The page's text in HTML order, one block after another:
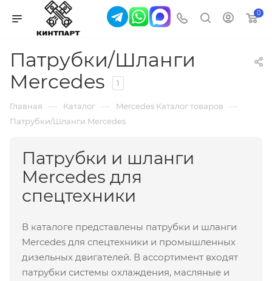
0
Патрубки/Шланги
Mercedes
1
Главная — Каталог — Mercedes Каталог товаров —
Патрубки/Шланги Mercedes
Патрубки и шланги
Mercedes для
спецтехники
В каталоге представлены патрубки и шланги
Mercedes для спецтехники и промышленных
дизельных двигателей. В ассортимент входят
патрубки системы охлаждения, масляные и